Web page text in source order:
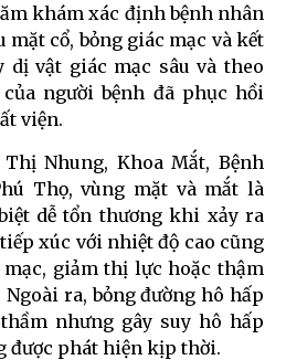
khám xác định bệnh nhân
mặt cổ, bỏng giác mạc và kết
dị vật giác mạc sâu và theo
người bệnh đã phục hồi
viện.
Thị Nhung, Khoa Mắt, Bệnh
Thọ, vùng mặt và mắt là
dễ tổn thương khi xảy ra
xúc với nhiệt độ cao cũng
mạc, giảm thị lực hoặc thậm
ra, bỏng đường hô hấp
nhưng gây suy hô hấp
được phát hiện kịp thời.